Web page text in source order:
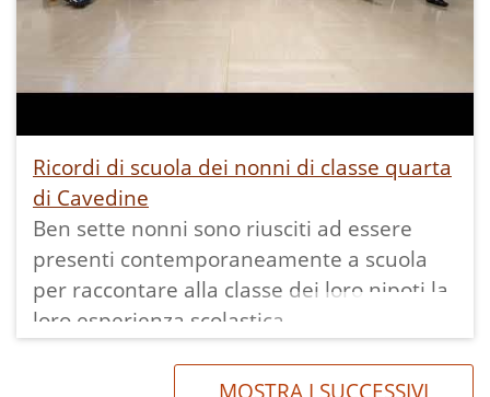
Ricordi di scuola dei nonni di classe quarta
di Cavedine
Ben sette nonni sono riusciti ad essere
presenti contemporaneamente a scuola
per raccontare alla classe dei loro nipoti la
loro esperienza scolastica.
del progetto coordinato da ecomuseo della
MOSTRA I SUCCESSIVI